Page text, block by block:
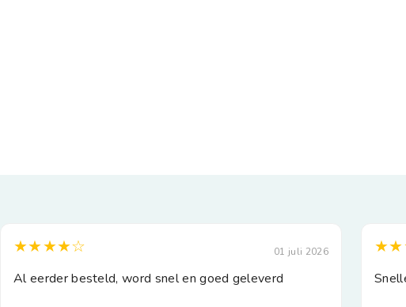
★★★★☆ 01 juli 2026
Al eerder besteld, word snel en goed geleverd